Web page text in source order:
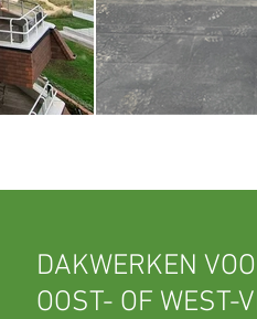
DAKWERKEN
OOST- OF WEST-